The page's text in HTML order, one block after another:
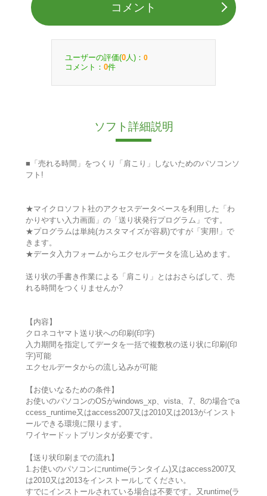
コメント
ユーザーの評価(0 人)： 0
コメント： 0件
ソフト詳細説明
■「売れる時間」をつくり「肩こり」しないためのパソコンソ
フト!
★マイクロソフト社のアクセスデータベースを利用した「わ
かりやすい入力画面」の「送り状発行プログラム」です。
★プログラムは単純(カスタマイズが容易)ですが「実用!」で
きます。
★データ入力フォームからエクセルデータを流し込めます。
送り状の手書き作業による「肩こり」とはおさらばして、売
れる時間をつくりませんか?
【内容】
クロネコヤマト送り状への印刷(印字)
入力期間を指定してデータを一括で複数枚の送り状に印刷(印
字)可能
エクセルデータからの流し込みが可能
【お使いなるための条件】
お使いのパソコンのOSがwindows_xp、vista、7、8の場合でa
ccess_runtime又はaccess2007又は2010又は2013がインスト
ールできる環境に限ります。
ワイヤードットプリンタが必要です。
【送り状印刷までの流れ】
1.お使いのパソコンにruntime(ランタイム)又はaccess2007又
は2010又は2013をインストールしてください。
すでにインストールされている場合は不要です。又runtime(ラ